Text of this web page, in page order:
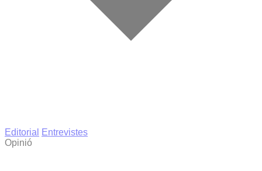
Editorial
Entrevistes
Opinió